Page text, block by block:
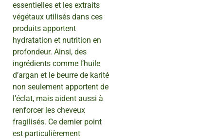
essentielles et les extraits
végétaux utilisés dans ces
produits apportent
hydratation et nutrition en
profondeur. Ainsi, des
ingrédients comme l’huile
d’argan et le beurre de karité
non seulement apportent de
l’éclat, mais aident aussi à
renforcer les cheveux
fragilisés. Ce dernier point
est particulièrement